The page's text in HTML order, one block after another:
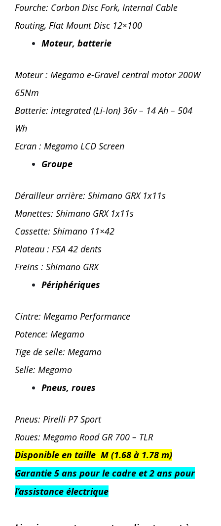
Fourche: Carbon Disc Fork, Internal Cable
Routing, Flat Mount Disc 12×100
Moteur, batterie
Moteur : Megamo e-Gravel central motor 200W
65Nm
Batterie: integrated (Li-Ion) 36v – 14 Ah – 504
Wh
Ecran : Megamo LCD Screen
Groupe
Dérailleur arrière: Shimano GRX 1x11s
Manettes: Shimano GRX 1x11s
Cassette: Shimano 11×42
Plateau : FSA 42 dents
Freins : Shimano GRX
Périphériques
Cintre: Megamo Performance
Potence: Megamo
Tige de selle: Megamo
Selle: Megamo
Pneus, roues
Pneus: Pirelli P7 Sport
Roues: Megamo Road GR 700 – TLR
Disponible en taille M (1.68 à 1.78 m)
Garantie 5 ans pour le cadre et 2 ans pour
l’assistance électrique